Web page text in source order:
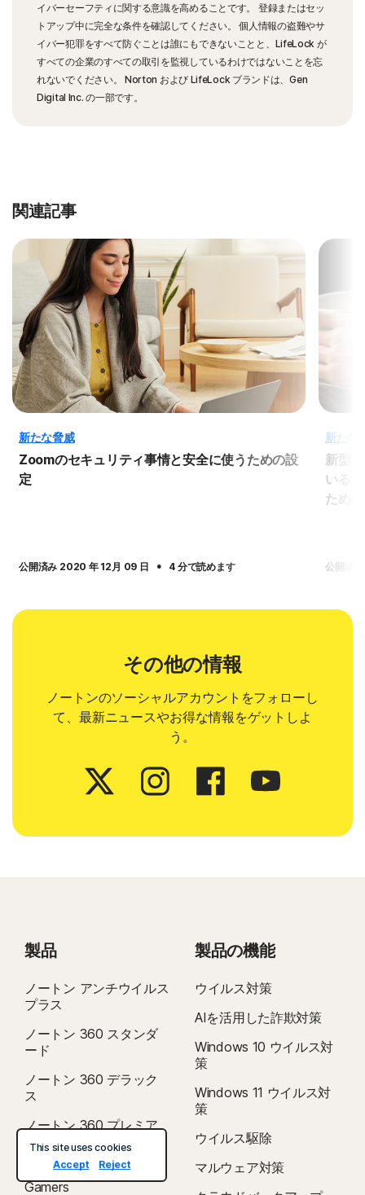
イバーセーフティに関する意識を高めることです。 登録またはセッ
トアップ中に完全な条件を確認してください。 個人情報の盗難やサ
イバー犯罪をすべて防ぐことは誰にもできないことと、LifeLock が
すべての企業のすべての取引を監視しているわけではないことを忘
れないでください。 Norton および LifeLock ブランドは、Gen
Digital Inc. の一部です。
関連記事
新たな脅威
Zoomのセキュリティ事情と安全に使うための設
定
公開済み 2020 年 12月 09 日 · 4 分で読めます
新たな
新型
いる
ため
公開済
その他の情報
ノートンのソーシャルアカウントをフォローし
て、最新ニュースやお得な情報をゲットしよ
う。
製品
ノートン アンチウイルス
プラス
ノートン 360 スタンダ
ード
ノートン 360 デラック
ス
ノートン 360 プレミア
ム
ノートン 360 for
Gamers
製品の機能
ウイルス対策
AIを活用した詐欺対策
Windows 10 ウイルス対
策
Windows 11 ウイルス対
策
ウイルス駆除
マルウェア対策
This site uses cookies
Accept
Reject